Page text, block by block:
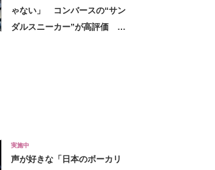
ゃない」 コンバースの“サン
ダルスニーカー”が高評価
実施中
声が好きな「日本のボーカリ